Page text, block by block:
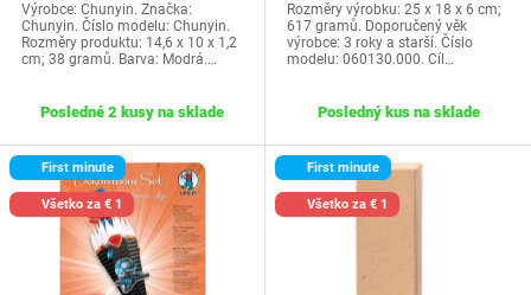
Výrobce: Chunyin. Značka:
Chunyin. Číslo modelu: Chunyin.
Rozměry produktu: 14,6 x 10 x 1,2
cm; 38 gramů. Barva: Modrá.…
Posledné 2 kusy na sklade
Rozměry výrobku: 25 x 18 x 6 cm;
617 gramů. Doporučený věk
výrobce: 3 roky a starší. Číslo
modelu: 060130.000. Cíl…
Posledný kus na sklade
First minute
Všetko za € 1
First minute
Všetko za € 1